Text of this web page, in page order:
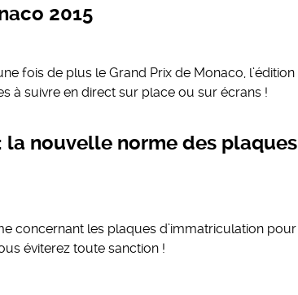
2015
fois de plus le Grand Prix de Monaco, l’édition
à suivre en direct sur place ou sur écrans !
nouvelle norme des plaques
concernant les plaques d’immatriculation pour
éviterez toute sanction !